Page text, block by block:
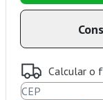
Calcular o